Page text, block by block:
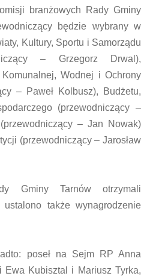
branżowych Rady Gminy
będzie wybrany w
Kultury, Sportu i Samorządu
– Grzegorz Drwal),
Wodnej i Ochrony
– Paweł Kolbusz), Budżetu,
(przewodniczący –
– Jan Nowak)
(przewodniczący – Jarosław
Gminy Tarnów otrzymali
także wynagrodzenie
poseł na Sejm RP Anna
Ewa Kubisztal i Mariusz Tyrka,